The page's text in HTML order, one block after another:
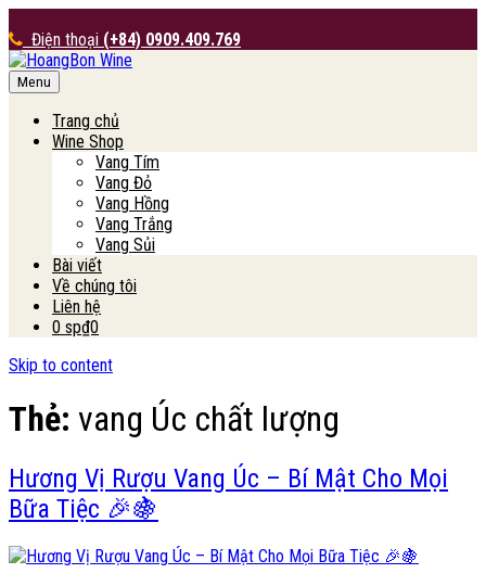
Điện thoại (+84) 0909.409.769
HoangBon Wine
Menu
Trang chủ
Wine Shop
Vang Tím
Vang Đỏ
Vang Hồng
Vang Trắng
Vang Sủi
Bài viết
Về chúng tôi
Liên hệ
0 sp₫0
Skip to content
Thẻ: vang Úc chất lượng
Hương Vị Rượu Vang Úc – Bí Mật Cho Mọi
Bữa Tiệc 🎉🍇